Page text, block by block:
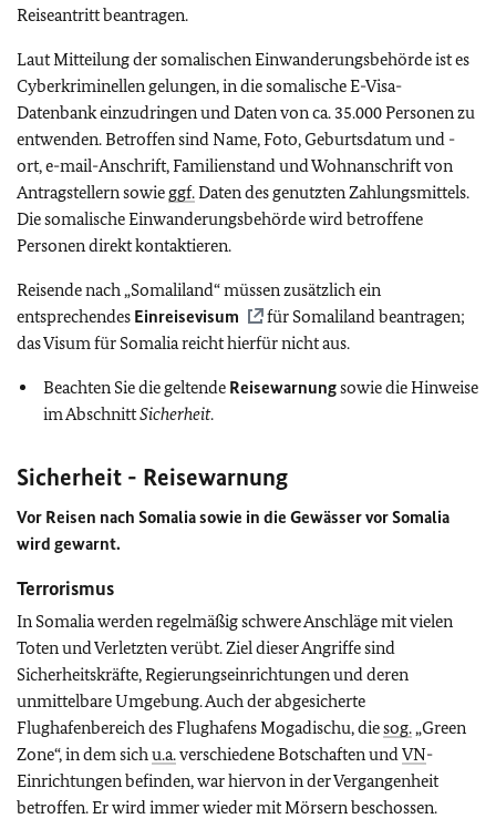
Reiseantritt beantragen.
Laut Mitteilung der somalischen Einwanderungsbehörde ist es
Cyberkriminellen gelungen, in die somalische E-Visa-
Datenbank einzudringen und Daten von ca. 35.000 Personen zu
entwenden. Betroffen sind Name, Foto, Geburtsdatum und -
ort, e-mail-Anschrift, Familienstand und Wohnanschrift von
Antragstellern sowie ggf.Daten des genutzten Zahlungsmittels.
Die somalische Einwanderungsbehörde wird betroffene
Personen direkt kontaktieren.
Reisende nach „Somaliland“ müssen zusätzlich ein
entsprechendes Einreisevisum
für Somaliland beantragen;
das Visum für Somalia reicht hierfür nicht aus.
Beachten Sie die geltende Reisewarnungsowie die Hinweise
im AbschnittSicherheit.
Sicherheit - Reisewarnung
Vor Reisen nach Somalia sowie in die Gewässer vor Somalia
wird gewarnt.
Terrorismus
In Somalia werden regelmäßig schwere Anschläge mit vielen
Toten und Verletzten verübt. Ziel dieser Angriffe sind
Sicherheitskräfte, Regierungseinrichtungen und deren
unmittelbare Umgebung. Auch der abgesicherte
Flughafenbereich des Flughafens Mogadischu, diesog.„Green
Zone“, in dem sichu.a.verschiedene Botschaften undVN-
Einrichtungen befinden, war hiervon in der Vergangenheit
betroffen. Er wird immer wieder mit Mörsern beschossen.